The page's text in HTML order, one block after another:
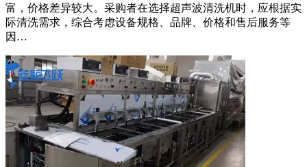
富，价格差异较大。采购者在选择超声波清洗机时，应根据实
际清洗需求，综合考虑设备规格、品牌、价格和售后服务等
因…